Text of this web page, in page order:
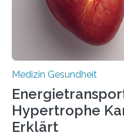
häufigsten Krebsarten
Medizin Gesundheit
Hypertrophe
Erklärt